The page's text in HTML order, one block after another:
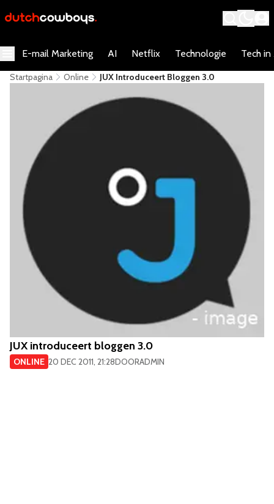
E-mail Marketing AI Netflix Technologie Tech in
Startpagina Online JUX Introduceert Bloggen 3.0
JUX introduceert bloggen 3.0
ONLINE 20 DEC 2011, 21:28DOORADMIN